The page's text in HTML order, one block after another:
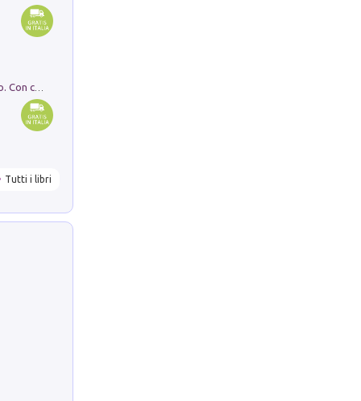
Tutti i libri